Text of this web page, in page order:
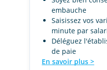
embauche
Saisissez vos
minute par
Déléguez
de paie
En savoir plus >